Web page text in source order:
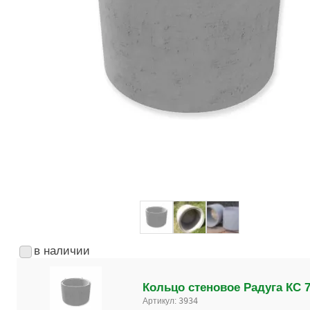
в наличии
Кольцо стеновое Радуга КС
Артикул: 3934